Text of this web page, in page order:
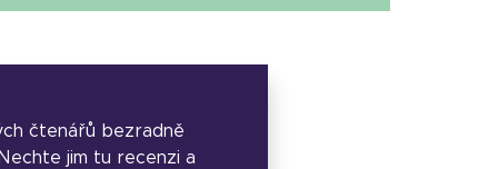
čtenářů bezradně
jim tu recenzi a